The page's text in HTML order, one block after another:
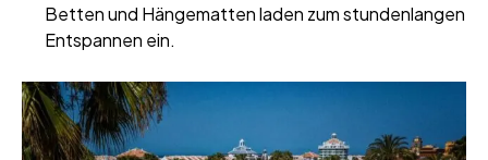
Betten und Hängematten laden zum stundenlangen
Entspannen ein.